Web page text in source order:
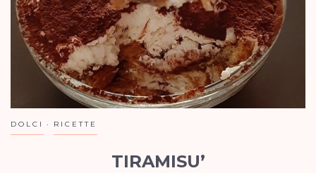
DOLCI RICETTE
TIRAMISU’